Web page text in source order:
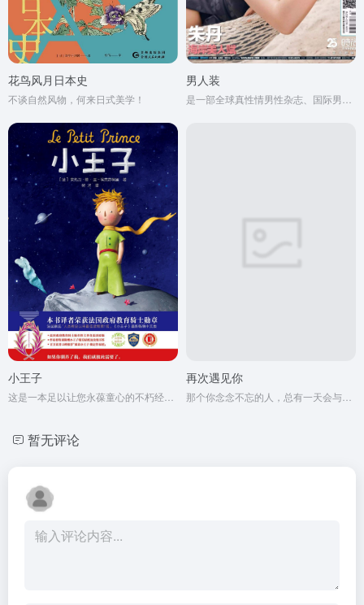
花鸟风月日本史
不谈自然风物，何来日式美学！
男人装
是一部全球真性情男性杂志、国际男性杂志市场的当红杂志
小王子 再次遇见你
暂无评论